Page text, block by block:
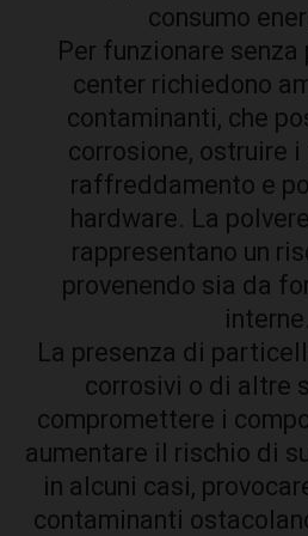
consumo
Per funzionare
center richiedono
contaminanti, che
corrosione, ostruire i
raffreddamento e
hardware. La
rappresentano un
provenendo sia da
interne.
La presenza di
corrosivi o di altre
compromettere i
aumentare il rischio di
in alcuni casi,
contaminanti